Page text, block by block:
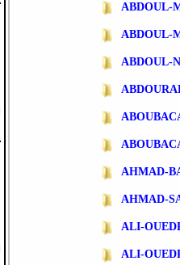
ABDOUL-
ABDOUL-
ABDOUL-
AHMAD-
AHMAD-
ALI-
ALI-